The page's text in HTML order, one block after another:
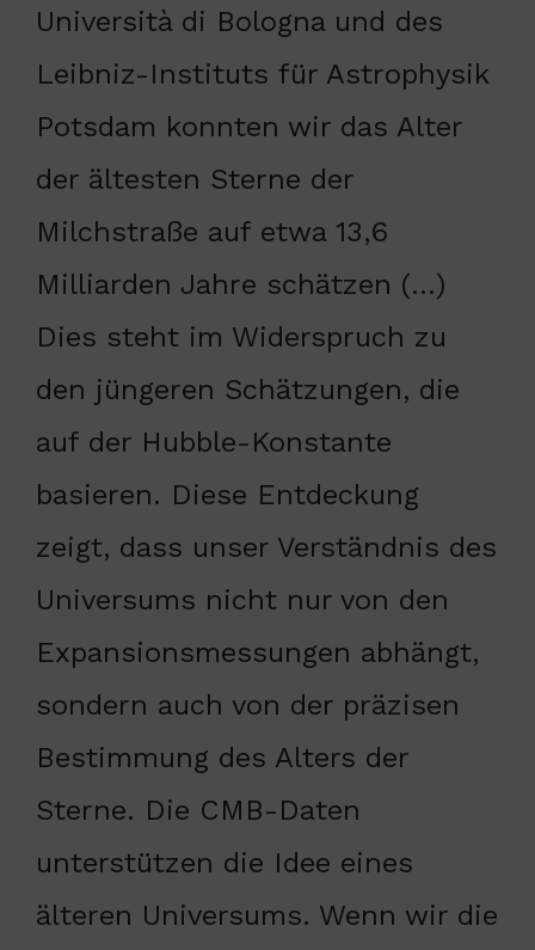
Università di Bologna und des
Leibniz-Instituts für Astrophysik
Potsdam konnten wir das Alter
der ältesten Sterne der
Milchstraße auf etwa 13,6
Milliarden Jahre schätzen (…)
Dies steht im Widerspruch zu
den jüngeren Schätzungen, die
auf der Hubble-Konstante
basieren. Diese Entdeckung
zeigt, dass unser Verständnis des
Universums nicht nur von den
Expansionsmessungen abhängt,
sondern auch von der präzisen
Bestimmung des Alters der
Sterne. Die CMB-Daten
unterstützen die Idee eines
älteren Universums. Wenn wir die